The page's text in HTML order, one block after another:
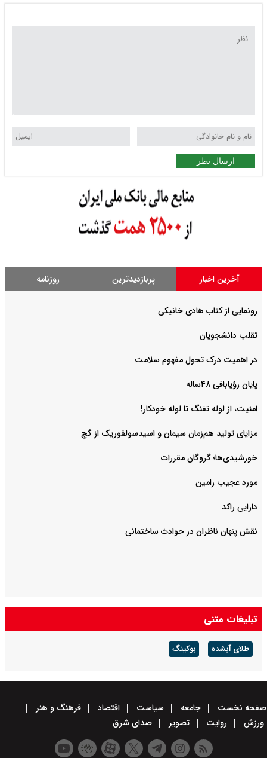
ارسال نظر
آخرین اخبار پربازدیدترین روزنامه
رونمایی از کتاب هادی خانیکی
‌تقلب دانشجویان
در اهمیت درک تحول مفهوم سلامت
پایان رؤیابافی ۴۸ساله
امنیت، از لوله تفنگ تا ‌لوله خودکار!
مزایای تولید هم‌زمان سیمان و اسیدسولفوریک از گچ
خورشیدی‌ها؛ گروگان مقررات
مورد عجیب رامین
دارایی راکد
نقش پنهان ناظران در حوادث ساختمانی
تبلیغات متنی
طلای آبشده بوکینگ
صفحه نخست جامعه سیاست اقتصاد
فرهنگ و هنر
ورزش
روایت تصویر صدای شرق